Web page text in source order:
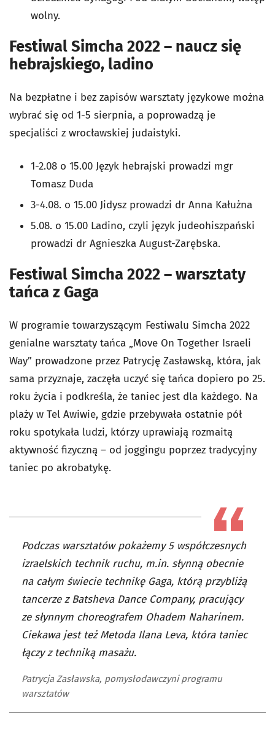
wolny.
Festiwal Simcha 2022 – naucz się
hebrajskiego, ladino
Na bezpłatne i bez zapisów warsztaty językowe można
wybrać się od 1-5 sierpnia, a poprowadzą je
specjaliści z wrocławskiej judaistyki.
1-2.08 o 15.00 Język hebrajski prowadzi mgr
Tomasz Duda
3-4.08. o 15.00 Jidysz prowadzi dr Anna Kałużna
5.08. o 15.00 Ladino, czyli język judeohiszpański
prowadzi dr Agnieszka August-Zarębska.
Festiwal Simcha 2022 – warsztaty
tańca z Gaga
W programie towarzyszącym Festiwalu Simcha 2022
genialne warsztaty tańca „Move On Together Israeli
Way” prowadzone przez Patrycję Zasławską, która, jak
sama przyznaje, zaczęła uczyć się tańca dopiero po 25.
roku życia i podkreśla, że taniec jest dla każdego. Na
plaży w Tel Awiwie, gdzie przebywała ostatnie pół
roku spotykała ludzi, którzy uprawiają rozmaitą
aktywność fizyczną – od joggingu poprzez tradycyjny
taniec po akrobatykę.
Podczas warsztatów pokażemy 5 współczesnych
izraelskich technik ruchu, m.in. słynną obecnie
na całym świecie technikę Gaga, którą przybliżą
tancerze z Batsheva Dance Company, pracujący
ze słynnym choreografem Ohadem Naharinem.
Ciekawa jest też Metoda Ilana Leva, która taniec
łączy z techniką masażu.
Patrycja Zasławska, pomysłodawczyni programu
warsztatów